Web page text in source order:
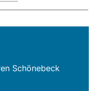
Schönebeck